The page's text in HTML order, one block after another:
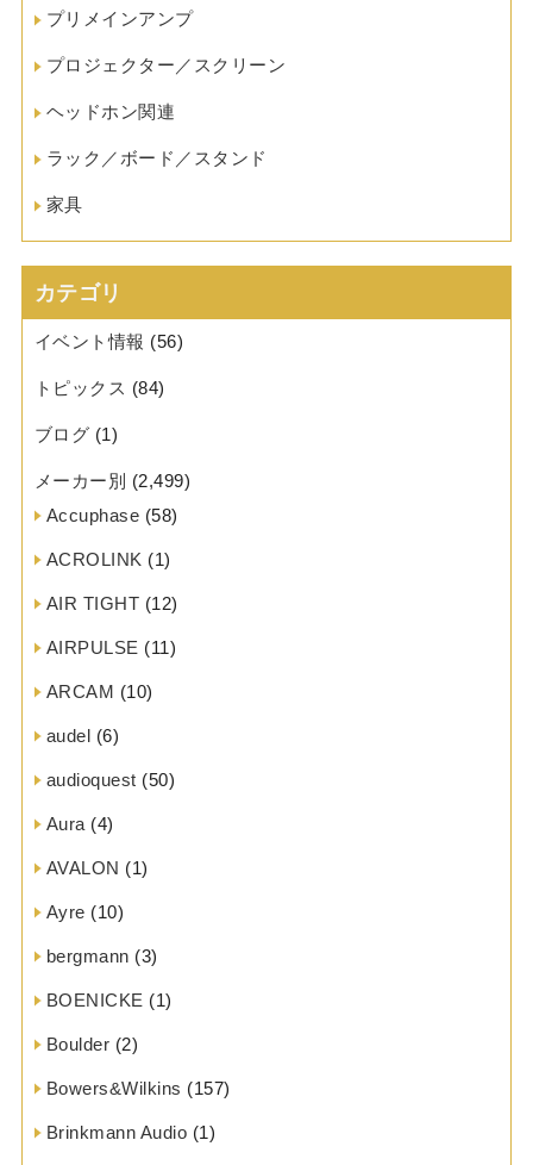
プリメインアンプ
プロジェクター／スクリーン
ヘッドホン関連
ラック／ボード／スタンド
家具
カテゴリ
イベント情報 (56)
トピックス (84)
ブログ (1)
メーカー別 (2,499)
Accuphase (58)
ACROLINK (1)
AIR TIGHT (12)
AIRPULSE (11)
ARCAM (10)
audel (6)
audioquest (50)
Aura (4)
AVALON (1)
Ayre (10)
bergmann (3)
BOENICKE (1)
Boulder (2)
Bowers&Wilkins (157)
Brinkmann Audio (1)